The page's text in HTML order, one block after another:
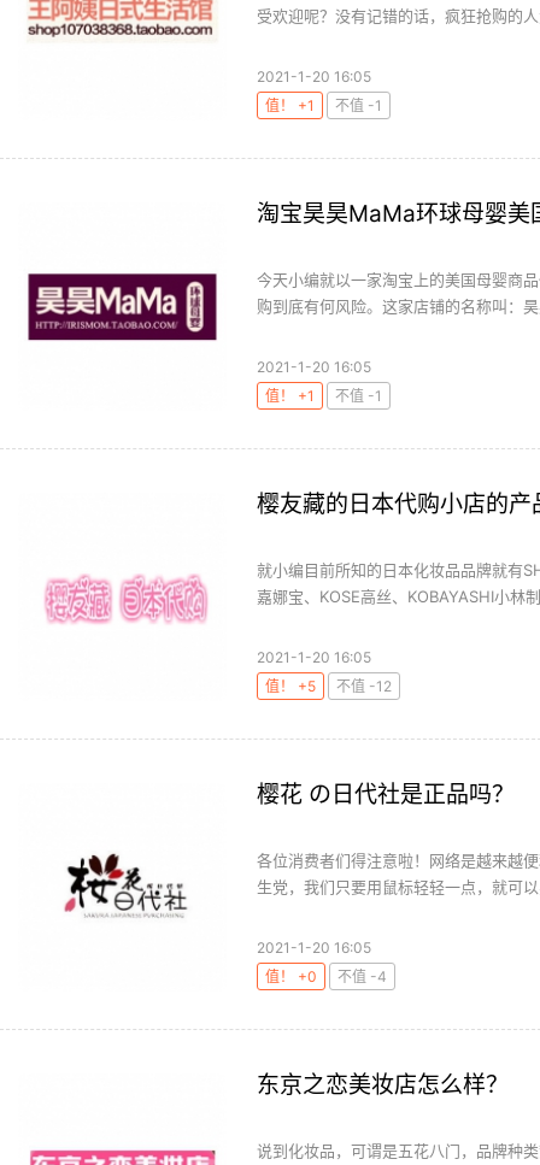
受欢迎呢？没有记错的话，疯狂抢购的
2021-1-20 16:05
值！ +1
不值 -1
淘宝昊昊MaMa环球母婴美
今天小编就以一家淘宝上的美国母婴商
购到底有何风险。这家店铺的名称叫：
2021-1-20 16:05
值！ +1
不值 -1
樱友藏的日本代购小店的产
就小编目前所知的日本化妆品品牌就有
嘉娜宝、KOSE高丝、KOBAYASHI小林
2021-1-20 16:05
值！ +5
不值 -12
樱花 の日代社是正品吗？
各位消费者们得注意啦！网络是越来越
生党，我们只要用鼠标轻轻一点，就可
2021-1-20 16:05
值！ +0
不值 -4
东京之恋美妆店怎么样？
说到化妆品，可谓是五花八门，品牌种